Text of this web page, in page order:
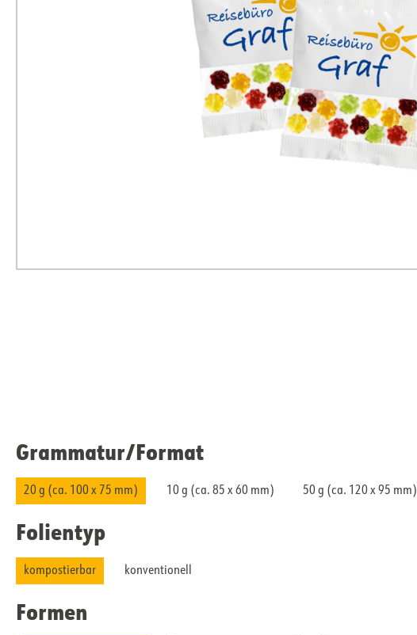
Grammatur/​Format
20 g (ca. 100 x 75 mm) 10 g (ca. 85 x 60 mm) 50 g (ca. 120 x 95 mm)
Folientyp
kompostierbar konventionell
Formen